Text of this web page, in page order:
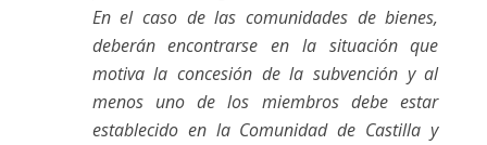
En el caso de las comunidades de bienes,
deberán encontrarse en la situación que
motiva la concesión de la subvención y al
menos uno de los miembros debe estar
establecido en la Comunidad de Castilla y